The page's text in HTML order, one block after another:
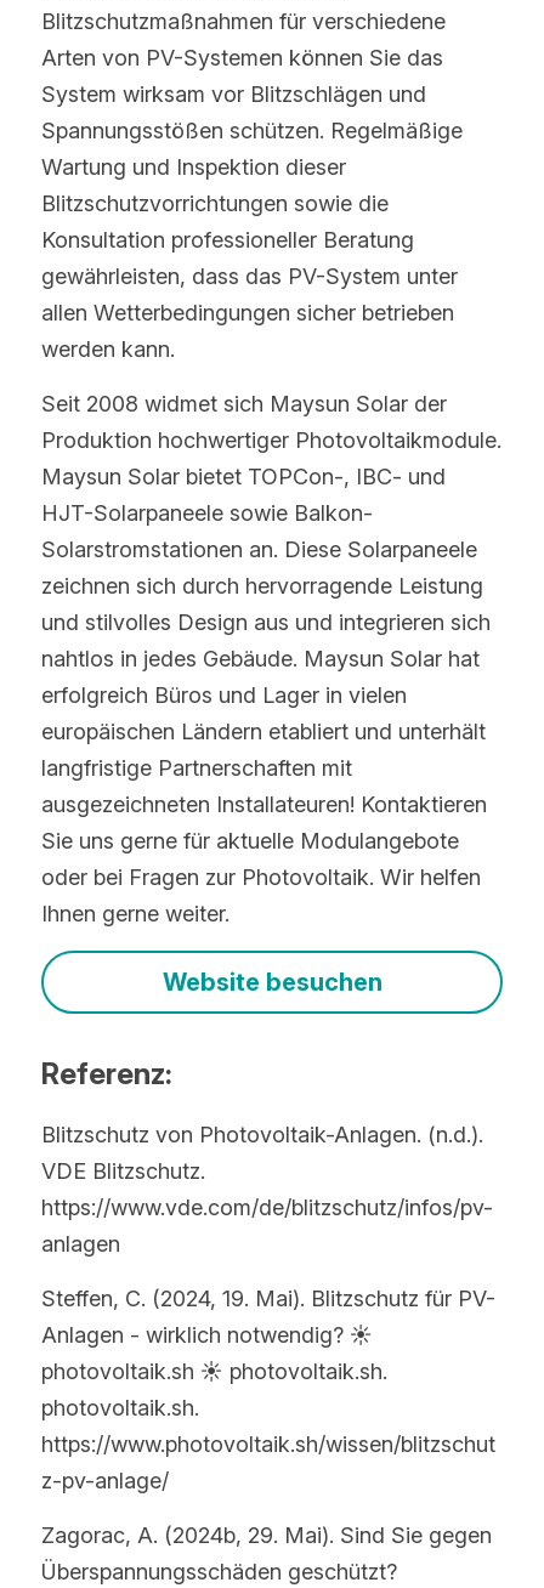
Blitzschutzmaßnahmen für verschiedene
Arten von PV-Systemen können Sie das
System wirksam vor Blitzschlägen und
Spannungsstößen schützen. Regelmäßige
Wartung und Inspektion dieser
Blitzschutzvorrichtungen sowie die
Konsultation professioneller Beratung
gewährleisten, dass das PV-System unter
allen Wetterbedingungen sicher betrieben
werden kann.
Seit 2008 widmet sich Maysun Solar der
Produktion hochwertiger Photovoltaikmodule.
Maysun Solar bietet TOPCon-, IBC- und
HJT-Solarpaneele sowie Balkon-
Solarstromstationen an. Diese Solarpaneele
zeichnen sich durch hervorragende Leistung
und stilvolles Design aus und integrieren sich
nahtlos in jedes Gebäude. Maysun Solar hat
erfolgreich Büros und Lager in vielen
europäischen Ländern etabliert und unterhält
langfristige Partnerschaften mit
ausgezeichneten Installateuren! Kontaktieren
Sie uns gerne für aktuelle Modulangebote
oder bei Fragen zur Photovoltaik. Wir helfen
Ihnen gerne weiter.
Website besuchen
Referenz:
Blitzschutz von Photovoltaik-Anlagen. (n.d.).
VDE Blitzschutz.
https://www.vde.com/de/blitzschutz/infos/pv-
anlagen
Steffen, C. (2024, 19. Mai). Blitzschutz für PV-
Anlagen - wirklich notwendig? ☀️
photovoltaik.sh ☀️ photovoltaik.sh.
photovoltaik.sh.
https://www.photovoltaik.sh/wissen/blitzschut
z-pv-anlage/
Zagorac, A. (2024b, 29. Mai). Sind Sie gegen
Überspannungsschäden geschützt?